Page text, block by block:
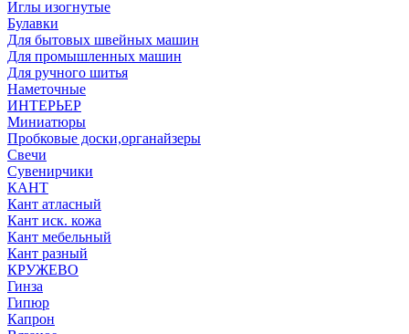
Иглы изогнутые
Булавки
Для бытовых швейных машин
Для промышленных машин
Для ручного шитья
Наметочные
ИНТЕРЬЕР
Миниатюры
Пробковые доски,органайзеры
Свечи
Сувенирчики
КАНТ
Кант атласный
Кант иск. кожа
Кант мебельный
Кант разный
КРУЖЕВО
Гинза
Гипюр
Капрон